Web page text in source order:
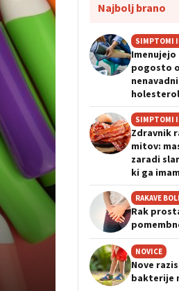
Najbolj brano
SIMPTOMI
pogosto
SIMPTOMI
Zdravnik
mitov:
zaradi
ki ga
RAKAVE
Rak
NOVICE
Nove
bakterije